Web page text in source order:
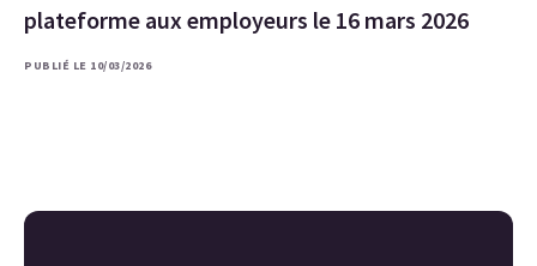
plateforme aux employeurs le 16 mars 2026
PUBLIÉ LE 10/03/2026